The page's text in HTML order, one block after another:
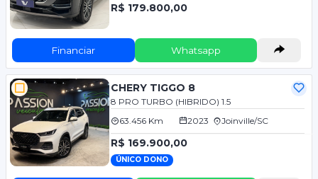
R$ 179.800,00
Financiar Whatsapp
CHERY TIGGO 8
8 PRO TURBO (HIBRIDO) 1.5
63.456 Km
2023 Joinville/SC
R$ 169.900,00
ÚNICO DONO